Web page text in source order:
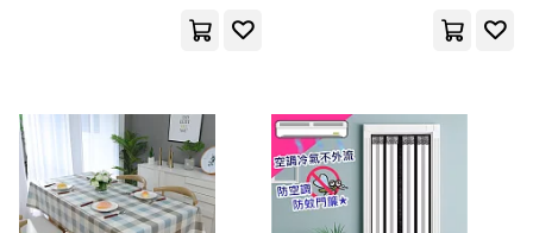
手塚治虫(26)
龐中華(26) 影崎由那(25)
華中科技大學出版社(185)
經濟科學出版社(184)